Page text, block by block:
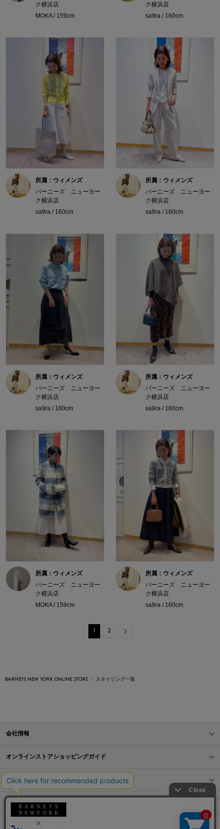
ク横浜店
MOKA / 159cm
ク横浜店
sa9ra / 160cm
所属：ウィメンズ
バーニーズ ニューヨー
ク横浜店
sa9ra / 160cm
所属：ウィメンズ
バーニーズ ニューヨー
ク横浜店
sa9ra / 160cm
所属：ウィメンズ
バーニーズ ニューヨー
ク横浜店
sa9ra / 160cm
所属：ウィメンズ
バーニーズ ニューヨー
ク横浜店
sa9ra / 160cm
所属：ウィメンズ
バーニーズ ニューヨー
ク横浜店
MOKA / 159cm
所属：ウィメンズ
バーニーズ ニューヨー
ク横浜店
sa9ra / 160cm
1 2
BARNEYS NEW YORK ONLINE STORE スタイリング一覧
会社情報
オンラインストアショッピングガイド
店舗情報
サービス